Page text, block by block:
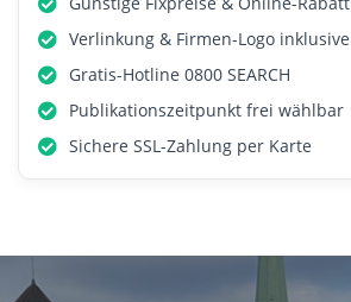
Verlinkung & Firmen-Logo inklusive
Gratis-Hotline 0800 SEARCH
Publikationszeitpunkt frei wählbar
Sichere SSL-Zahlung per Karte